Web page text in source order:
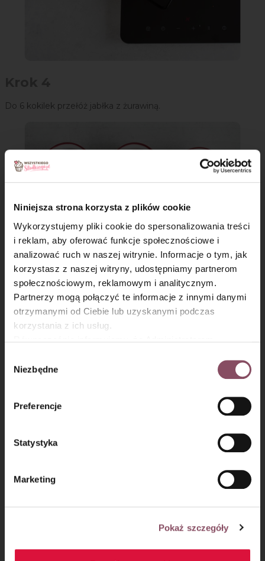
Niniejsza strona korzysta z plików cookie
Wykorzystujemy pliki cookie do spersonalizowania treści
i reklam, aby oferować funkcje społecznościowe i
analizować ruch w naszej witrynie. Informacje o tym, jak
korzystasz z naszej witryny, udostępniamy partnerom
społecznościowym, reklamowym i analitycznym.
Partnerzy mogą połączyć te informacje z innymi danymi
otrzymanymi od Ciebie lub uzyskanymi podczas
korzystania z ich usług.
Gdańsk (80-339) adres: Dickmana 14/15 więcej
informacji o przetwarzaniu danych osobowych oraz
Polityce
prywatności.
zgody
Niezbędne
Preferencje
Statystyka
Marketing
Pokaż szczegóły
Do 6 kokilek przełóż jabłka z żurawiną.
Kruszonka bezglutenowa:
i rozpuszczonym olejem kokosowym.
×